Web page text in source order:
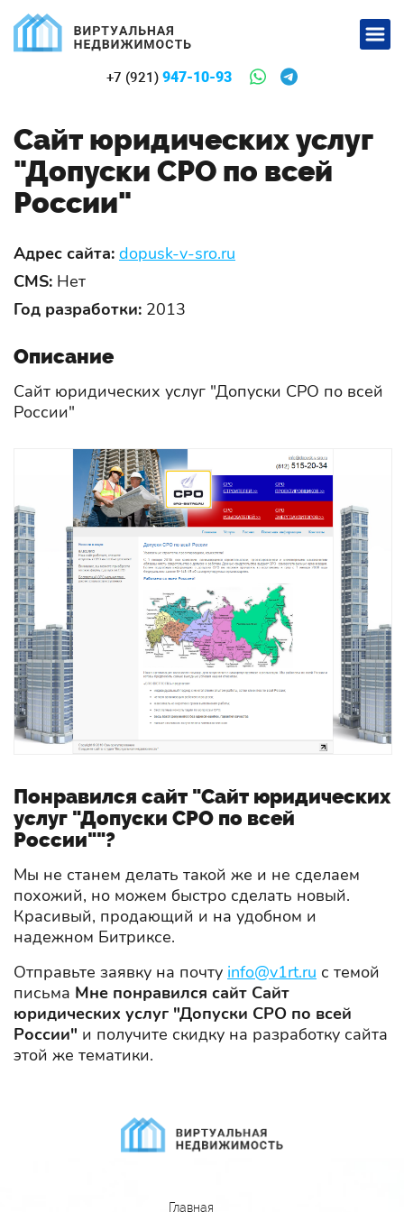
+7 (921) 947-10-93
Сайт юридических услуг
"Допуски СРО по всей
России"
Адрес сайта: dopusk-v-sro.ru
CMS: Нет
Год разработки: 2013
Описание
Сайт юридических услуг "Допуски СРО по всей
России"
Понравился сайт "Сайт юридических
услуг "Допуски СРО по всей
России""?
Мы не станем делать такой же и не сделаем
похожий, но можем быстро сделать новый.
Красивый, продающий и на удобном и
надежном Битриксе.
Отправьте заявку на почту info@v1rt.ru с темой
письма Мне понравился сайт Сайт
юридических услуг "Допуски СРО по всей
России" и получите скидку на разработку сайта
этой же тематики.
Главная